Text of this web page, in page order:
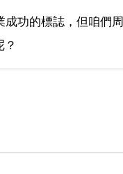
功的標誌，但咱們